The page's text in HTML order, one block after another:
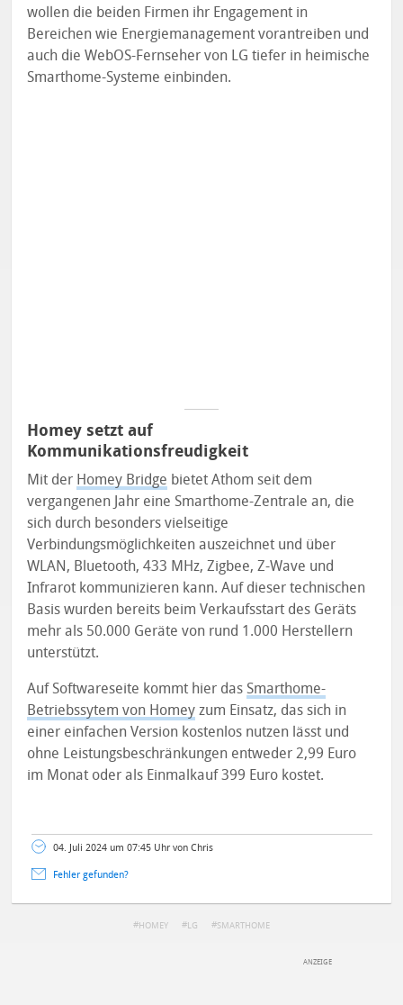
wollen die beiden Firmen ihr Engagement in
Bereichen wie Energiemanagement vorantreiben und
auch die WebOS-Fernseher von LG tiefer in heimische
Smarthome-Systeme einbinden.
Homey setzt auf
Kommunikationsfreudigkeit
Mit der Homey Bridge bietet Athom seit dem
vergangenen Jahr eine Smarthome-Zentrale an, die
sich durch besonders vielseitige
Verbindungsmöglichkeiten auszeichnet und über
WLAN, Bluetooth, 433 MHz, Zigbee, Z-Wave und
Infrarot kommunizieren kann. Auf dieser technischen
Basis wurden bereits beim Verkaufsstart des Geräts
mehr als 50.000 Geräte von rund 1.000 Herstellern
unterstützt.
Auf Softwareseite kommt hier das Smarthome-
Betriebssytem von Homey zum Einsatz, das sich in
einer einfachen Version kostenlos nutzen lässt und
ohne Leistungsbeschränkungen entweder 2,99 Euro
im Monat oder als Einmalkauf 399 Euro kostet.
04. Juli 2024 um 07:45 Uhr von Chris
Fehler gefunden?
HOMEY LG SMARTHOME